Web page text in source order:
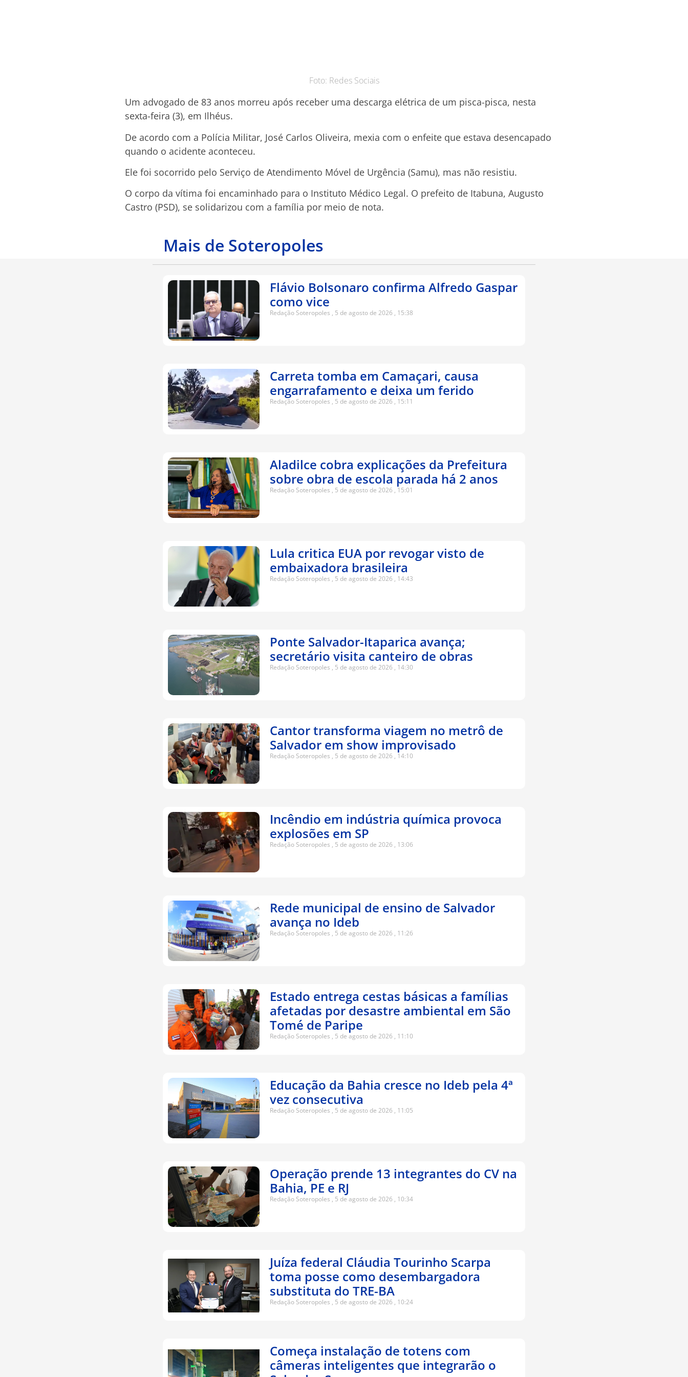
Foto: Redes Sociais
Um advogado de 83 anos morreu após receber uma descarga elétrica de um pisca-pisca, nesta
sexta-feira (3), em Ilhéus.
De acordo com a Polícia Militar, José Carlos Oliveira, mexia com o enfeite que estava desencapado
quando o acidente aconteceu.
Ele foi socorrido pelo Serviço de Atendimento Móvel de Urgência (Samu), mas não resistiu.
O corpo da vítima foi encaminhado para o Instituto Médico Legal. O prefeito de Itabuna, Augusto
Castro (PSD), se solidarizou com a família por meio de nota.
Mais de Soteropoles
Flávio Bolsonaro confirma Alfredo Gaspar
como vice
Redação Soteropoles 5 de agosto de 2026 15:38
Carreta tomba em Camaçari, causa
engarrafamento e deixa um ferido
Redação Soteropoles 5 de agosto de 2026 15:11
Aladilce cobra explicações da Prefeitura
sobre obra de escola parada há 2 anos
Redação Soteropoles 5 de agosto de 2026 15:01
Lula critica EUA por revogar visto de
embaixadora brasileira
Redação Soteropoles 5 de agosto de 2026 14:43
Ponte Salvador-Itaparica avança;
secretário visita canteiro de obras
Redação Soteropoles 5 de agosto de 2026 14:30
Cantor transforma viagem no metrô de
Salvador em show improvisado
Redação Soteropoles 5 de agosto de 2026 14:10
Incêndio em indústria química provoca
explosões em SP
Redação Soteropoles 5 de agosto de 2026 13:06
Rede municipal de ensino de Salvador
avança no Ideb
Redação Soteropoles 5 de agosto de 2026 11:26
Estado entrega cestas básicas a famílias
afetadas por desastre ambiental em São
Tomé de Paripe
Redação Soteropoles 5 de agosto de 2026 11:10
Educação da Bahia cresce no Ideb pela 4ª
vez consecutiva
Redação Soteropoles 5 de agosto de 2026 11:05
Operação prende 13 integrantes do CV na
Bahia, PE e RJ
Redação Soteropoles 5 de agosto de 2026 10:34
Juíza federal Cláudia Tourinho Scarpa
toma posse como desembargadora
substituta do TRE-BA
Redação Soteropoles 5 de agosto de 2026 10:24
Começa instalação de totens com
câmeras inteligentes que integrarão o